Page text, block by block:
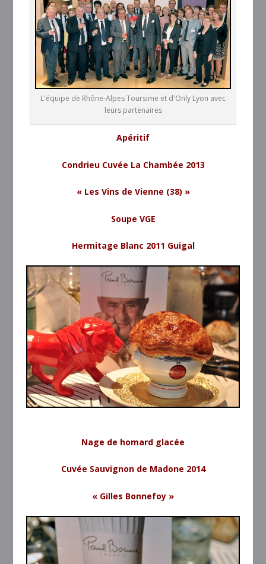
L'équipe de Rhône-Alpes Toursime et d'Only Lyon avec
leurs partenaires
Apéritif
Condrieu Cuvée La Chambée 2013
« Les Vins de Vienne (38) »
Soupe VGE
Hermitage Blanc 2011 Guigal
Nage de homard glacée
Cuvée Sauvignon de Madone 2014
« Gilles Bonnefoy »